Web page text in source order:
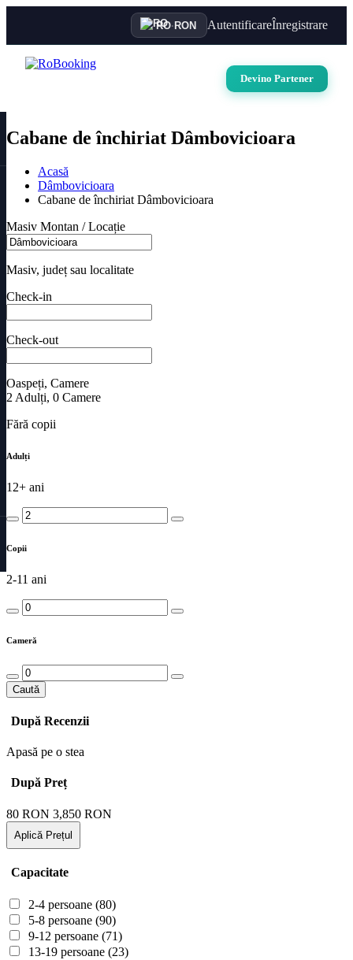
RO·RON AutentificareÎnregistrare
Devino Partener
Cabane de închiriat Dâmbovicioara
Acasă
Dâmbovicioara
Cabane de închiriat Dâmbovicioara
Masiv Montan / Locație
Masiv, județ sau localitate
Check-in
Check-out
Oaspeți, Camere
2 Adulți, 0 Camere
Fără copii
Adulți
12+ ani
Copii
2-11 ani
Cameră
Caută
După Recenzii
Apasă pe o stea
După Preț
80 RON 3,850 RON
Aplică Prețul
Capacitate
2-4 persoane (80)
5-8 persoane (90)
9-12 persoane (71)
13-19 persoane (23)